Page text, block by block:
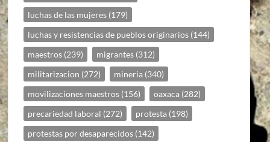
luchas de las mujeres (179)
luchas y resistencias de pueblos originarios (144)
maestros (239) migrantes (312)
militarizacion (272) mineria (340)
movilizaciones maestros (156) oaxaca (282)
precariedad laboral (272) protesta (198)
protestas por desaparecidos (142)